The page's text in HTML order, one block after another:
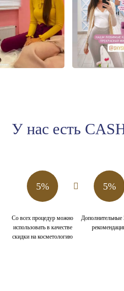
У нас есть
5%
Со всех процедур можно
использовать в качестве
скидки на косметологию
5%
Дополнительные